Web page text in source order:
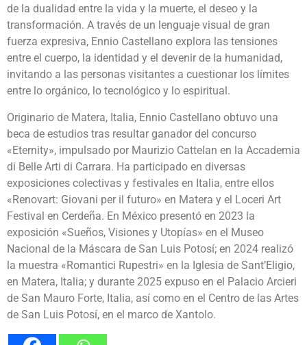
de la dualidad entre la vida y la muerte, el deseo y la
transformación. A través de un lenguaje visual de gran
fuerza expresiva, Ennio Castellano explora las tensiones
entre el cuerpo, la identidad y el devenir de la humanidad,
invitando a las personas visitantes a cuestionar los límites
entre lo orgánico, lo tecnológico y lo espiritual.
Originario de Matera, Italia, Ennio Castellano obtuvo una
beca de estudios tras resultar ganador del concurso
«Eternity», impulsado por Maurizio Cattelan en la Accademia
di Belle Arti di Carrara. Ha participado en diversas
exposiciones colectivas y festivales en Italia, entre ellos
«Renovart: Giovani per il futuro» en Matera y el Loceri Art
Festival en Cerdeña. En México presentó en 2023 la
exposición «Sueños, Visiones y Utopías» en el Museo
Nacional de la Máscara de San Luis Potosí; en 2024 realizó
la muestra «Romantici Rupestri» en la Iglesia de Sant’Eligio,
en Matera, Italia; y durante 2025 expuso en el Palacio Arcieri
de San Mauro Forte, Italia, así como en el Centro de las Artes
de San Luis Potosí, en el marco de Xantolo.